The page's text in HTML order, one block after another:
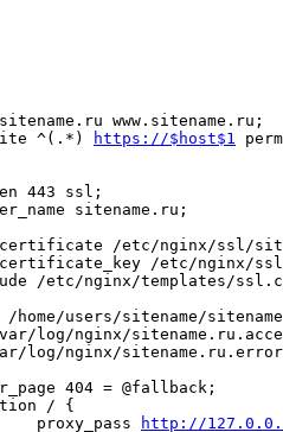
www.sitename.ru;
^(.*)
https://$host$1
log/nginx/
log/nginx/
404 = @fallback;
/ {
proxy_pass
http://